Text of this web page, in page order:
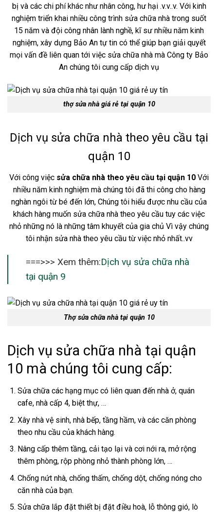
bị và các chi phí khác như nhân công, hư hại .v.v..v. Với kinh
nghiệm triển khai nhiều công trình sửa chữa nhà trong suốt
15 năm và đội công nhân lành nghề, kĩ sư nhiều năm kinh
nghiệm, xây dựng Bảo An tự tin có thể giúp bạn giải quyết
mọi vấn đề liên quan tới việc sửa chữa nhà mà Công ty Bảo
An chúng tôi cung cấp dịch vụ
thợ sửa nhà giá rẻ tại quận 10
Dịch vụ sửa chữa nhà theo yêu cầu tại
quận 10
Với công việc sửa chữa nhà theo yêu cầu tại quận 10 Với
nhiều năm kinh nghiệm mà chúng tôi đã thi công cho hàng
nghàn ngôi từ bé đến lớn, Chúng tôi hiểu được nhu cầu của
khách hàng muốn sửa chữa nhà theo yêu cầu tuy các việc
nhỏ những nó là những tâm khuyết của gia chủ Vì vậy chúng
tôi nhận sửa nhà theo yêu cầu từ việc nhỏ nhất..vv
===>>> Xem thêm:Dịch vụ sửa chữa nhà
tại quận 9
Thợ sửa chữa nhà tại quận 10
Dịch vụ sửa chữa nhà tại quận
10 mà chúng tôi cung cấp:
Sửa chữa các hạng mục có liên quan đến nhà ở, quán
cafe, nhà cấp 4, biệt thự, …
Xây nhà vệ sinh, nhà bếp, tầng hầm, và các căn phòng
theo nhu cầu của khách hàng.
Nâng cấp thêm tầng, cải tạo lại và cơi nới ra, mở rộng
thêm phòng, rộp phòng nhỏ thành phòng lớn, …
Chống nứt nhà, chống thấm, chống dột, chống nóng cho
căn nhà của bạn.
Sửa chữa lắp đặt thiết bị đặt điều hoà, lỗ thông gió, lò